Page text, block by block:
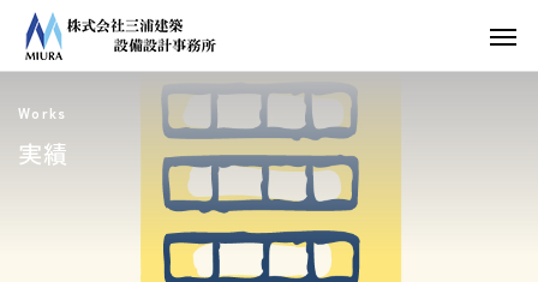
Works
実績